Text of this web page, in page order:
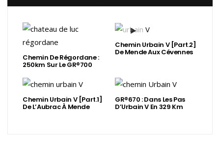
Chemin De Régordane :
250km Sur Le GR®700
Chemin Urbain V [Part.2]
De Mende Aux Cévennes
Chemin Urbain V [Part.1]
De L’Aubrac À Mende
GR®670 : Dans Les Pas
D’Urbain V En 329 Km